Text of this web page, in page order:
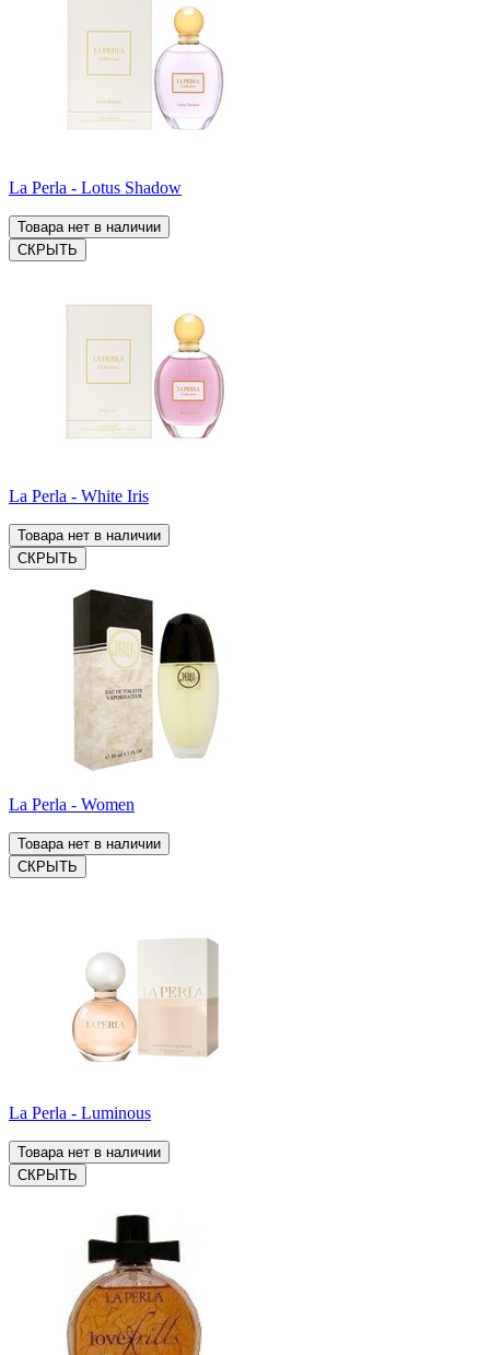
La Perla - Lotus Shadow
Товара нет в наличии
СКРЫТЬ
La Perla - White Iris
Товара нет в наличии
СКРЫТЬ
La Perla - Women
Товара нет в наличии
СКРЫТЬ
La Perla - Luminous
Товара нет в наличии
СКРЫТЬ